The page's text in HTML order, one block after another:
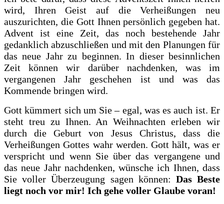
wird, Ihren Geist auf die Verheißungen neu
auszurichten, die Gott Ihnen persönlich gegeben hat.
Advent ist eine Zeit, das noch bestehende Jahr
gedanklich abzuschließen und mit den Planungen für
das neue Jahr zu beginnen. In dieser besinnlichen
Zeit können wir darüber nachdenken, was im
vergangenen Jahr geschehen ist und was das
Kommende bringen wird.
Gott kümmert sich um Sie – egal, was es auch ist. Er
steht treu zu Ihnen. An Weihnachten erleben wir
durch die Geburt von Jesus Christus, dass die
Verheißungen Gottes wahr werden. Gott hält, was er
verspricht und wenn Sie über das vergangene und
das neue Jahr nachdenken, wünsche ich Ihnen, dass
Sie voller Überzeugung sagen können: Das Beste
liegt noch vor mir! Ich gehe voller Glaube voran!